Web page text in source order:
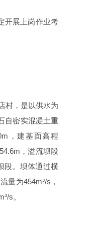
开展上岗作业考
村，是以供水为
自密实混凝土重
，建基面高程
，溢流坝段
段。坝体通过横
量为454m³/s，
s。